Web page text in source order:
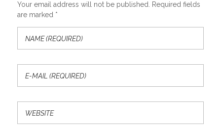
Your email address will not be published. Required fields
are marked *